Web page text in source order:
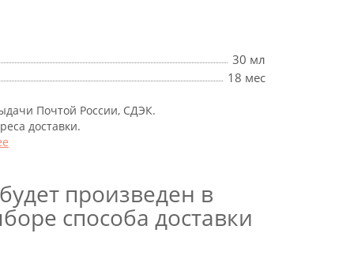
30 мл
18 мес
Почтой России, СДЭК.
доставки.
произведен в
способа доставки